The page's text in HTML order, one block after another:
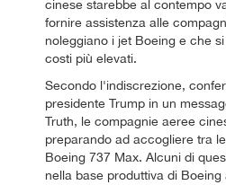
cinese starebbe al contempo
fornire assistenza alle
noleggiano i jet Boeing e che
costi più elevati.
Secondo l'indiscrezione,
presidente Trump in un
Truth, le compagnie aeree
preparando ad accogliere tra
Boeing 737 Max. Alcuni di
nella base produttiva di